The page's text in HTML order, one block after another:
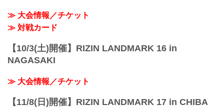
≫ 大会情報／チケット
≫ 対戦カード
【10/3(土)開催】RIZIN LANDMARK 16 in
NAGASAKI
≫ 大会情報／チケット
【11/8(日)開催】RIZIN LANDMARK 17 in CHIBA